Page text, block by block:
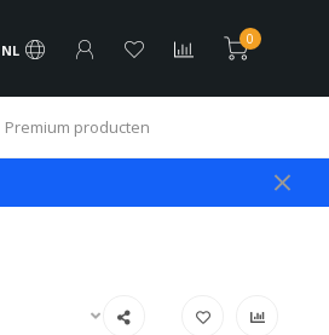
NL
0
Premium producten